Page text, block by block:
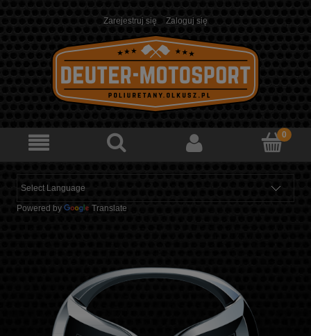
Zarejestruj się Zaloguj się
Powered by Translate